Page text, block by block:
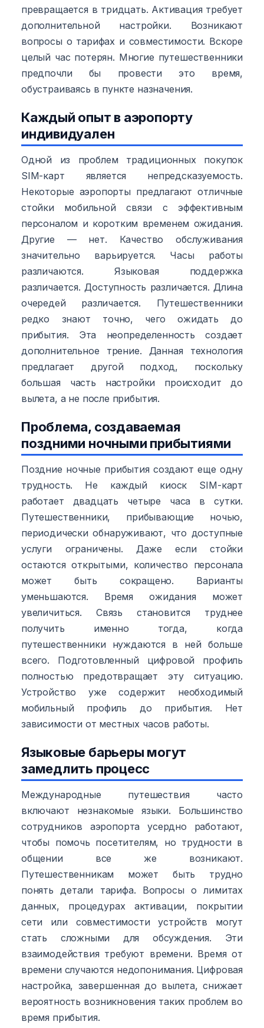
превращается в тридцать. Активация требует
дополнительной настройки. Возникают
вопросы о тарифах и совместимости. Вскоре
целый час потерян. Многие путешественники
предпочли бы провести это время,
обустраиваясь в пункте назначения.
Каждый опыт в аэропорту
индивидуален
Одной из проблем традиционных покупок
SIM-карт является непредсказуемость.
Некоторые аэропорты предлагают отличные
стойки мобильной связи с эффективным
персоналом и коротким временем ожидания.
Другие — нет. Качество обслуживания
значительно варьируется. Часы работы
различаются. Языковая поддержка
различается. Доступность различается. Длина
очередей различается. Путешественники
редко знают точно, чего ожидать до
прибытия. Эта неопределенность создает
дополнительное трение. Данная технология
предлагает другой подход, поскольку
большая часть настройки происходит до
вылета, а не после прибытия.
Проблема, создаваемая
поздними ночными прибытиями
Поздние ночные прибытия создают еще одну
трудность. Не каждый киоск SIM-карт
работает двадцать четыре часа в сутки.
Путешественники, прибывающие ночью,
периодически обнаруживают, что доступные
услуги ограничены. Даже если стойки
остаются открытыми, количество персонала
может быть сокращено. Варианты
уменьшаются. Время ожидания может
увеличиться. Связь становится труднее
получить именно тогда, когда
путешественники нуждаются в ней больше
всего. Подготовленный цифровой профиль
полностью предотвращает эту ситуацию.
Устройство уже содержит необходимый
мобильный профиль до прибытия. Нет
зависимости от местных часов работы.
Языковые барьеры могут
замедлить процесс
Международные путешествия часто
включают незнакомые языки. Большинство
сотрудников аэропорта усердно работают,
чтобы помочь посетителям, но трудности в
общении все же возникают.
Путешественникам может быть трудно
понять детали тарифа. Вопросы о лимитах
данных, процедурах активации, покрытии
сети или совместимости устройств могут
стать сложными для обсуждения. Эти
взаимодействия требуют времени. Время от
времени случаются недопонимания. Цифровая
настройка, завершенная до вылета, снижает
вероятность возникновения таких проблем во
время прибытия.